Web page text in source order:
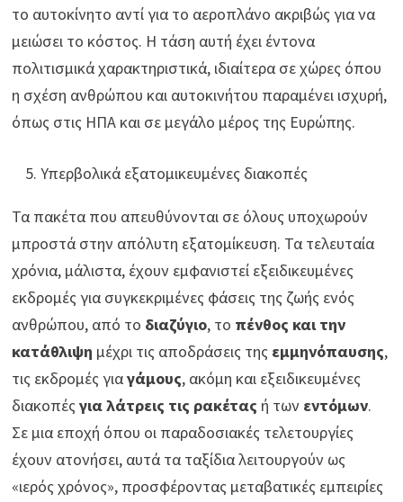
το αυτοκίνητο αντί για το αεροπλάνο ακριβώς για να
μειώσει το κόστος. Η τάση αυτή έχει έντονα
πολιτισμικά χαρακτηριστικά, ιδιαίτερα σε χώρες όπου
η σχέση ανθρώπου και αυτοκινήτου παραμένει ισχυρή,
όπως στις ΗΠΑ και σε μεγάλο μέρος της Ευρώπης.
Υπερβολικά εξατομικευμένες διακοπές
Τα πακέτα που απευθύνονται σε όλους υποχωρούν
μπροστά στην απόλυτη εξατομίκευση. Τα τελευταία
χρόνια, μάλιστα, έχουν εμφανιστεί εξειδικευμένες
εκδρομές για συγκεκριμένες φάσεις της ζωής ενός
ανθρώπου, από το διαζύγιο, το πένθος και την
κατάθλιψη μέχρι τις αποδράσεις της εμμηνόπαυσης,
τις εκδρομές γιαγάμους, ακόμη και εξειδικευμένες
διακοπέςγια λάτρεις τις ρακέτας ή των εντόμων.
Σε μια εποχή όπου οι παραδοσιακές τελετουργίες
έχουν ατονήσει, αυτά τα ταξίδια λειτουργούν ως
«ιερός χρόνος», προσφέροντας μεταβατικές εμπειρίες